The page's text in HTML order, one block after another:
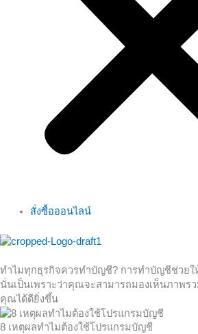
สั่งซื้อออนไลน์
ทำไมทุกธุรกิจควรทำบัญชี? การทำบัญชีช่วยใ
นั่นเป็นเพราะว่าคุณจะสามารถมองเห็นภาพร
คุณได้ดียิ่งขึ้น
8 เหตุผลทำไมต้องใช้โปรแกรมบัญชี